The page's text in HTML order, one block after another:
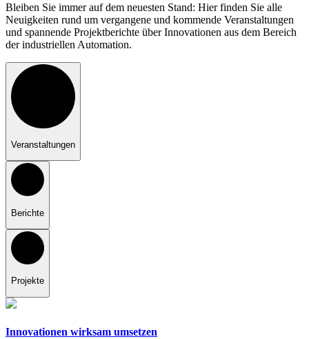
Bleiben Sie immer auf dem neuesten Stand: Hier finden Sie alle
Neuigkeiten rund um vergangene und kommende Veranstaltungen
und spannende Projektberichte über Innovationen aus dem Bereich
der industriellen Automation.
Veranstal­tungen
Berichte
Projekte
Innovationen wirksam umsetzen